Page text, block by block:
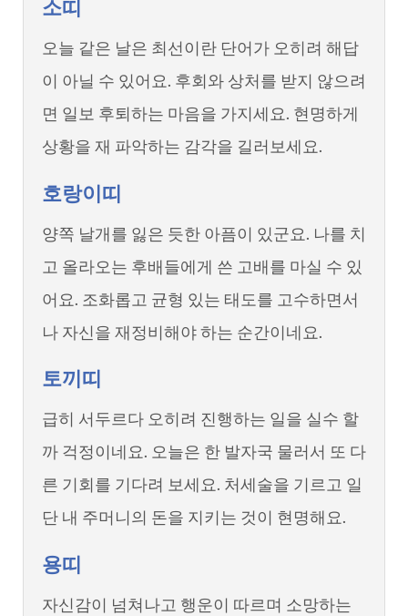
소띠
오늘 같은 날은 최선이란 단어가 오히려 해답
이 아닐 수 있어요. 후회와 상처를 받지 않으려
면 일보 후퇴하는 마음을 가지세요. 현명하게
상황을 재 파악하는 감각을 길러보세요.
호랑이띠
양쪽 날개를 잃은 듯한 아픔이 있군요. 나를 치
고 올라오는 후배들에게 쓴 고배를 마실 수 있
어요. 조화롭고 균형 있는 태도를 고수하면서
나 자신을 재정비해야 하는 순간이네요.
토끼띠
급히 서두르다 오히려 진행하는 일을 실수 할
까 걱정이네요. 오늘은 한 발자국 물러서 또 다
른 기회를 기다려 보세요. 처세술을 기르고 일
단 내 주머니의 돈을 지키는 것이 현명해요.
용띠
자신감이 넘쳐나고 행운이 따르며 소망하는